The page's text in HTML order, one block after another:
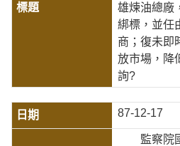
雄煉油總廠
綁標，並任
商；復未即
放市場，降
詢?
87-12-17
監察院國